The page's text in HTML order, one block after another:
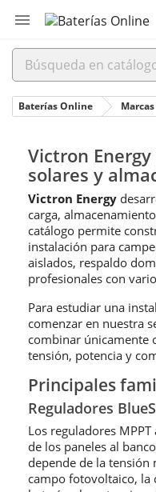

Baterías Online Marcas
Victron
solares y
Victron Energy
carga,
catálogo permite
instalación para
aislados, respaldo
profesionales con
Para estudiar una
comenzar en nuestra
combinar únicamente
tensión, potencia y
Principales
Reguladores
Los reguladores
de los paneles al
depende de la
campo fotovoltaico, la